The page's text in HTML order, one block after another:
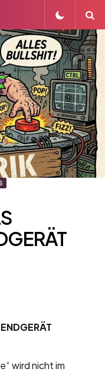
wird nicht im